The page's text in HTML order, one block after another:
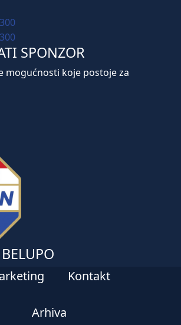
SPONZOR
mogućnosti koje postoje za
Kontakt
Arhiva